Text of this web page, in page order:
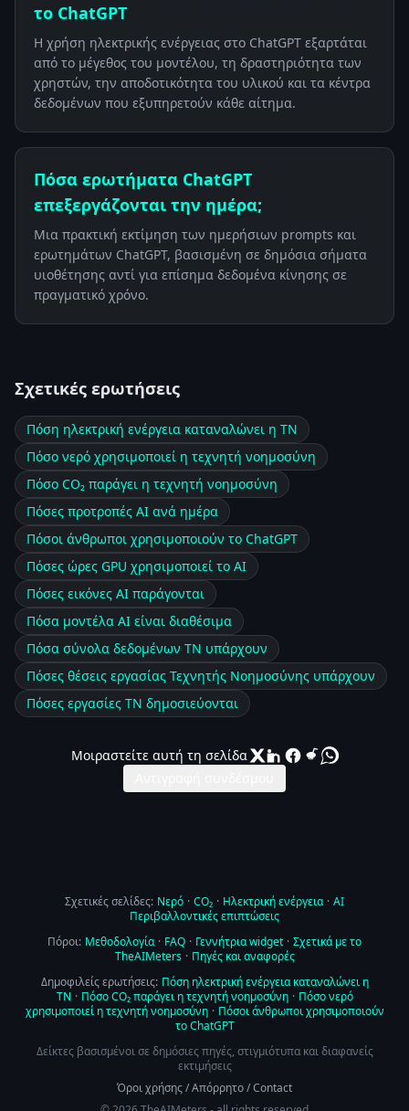
το ChatGPT
Η χρήση ηλεκτρικής ενέργειας στο ChatGPT εξαρτάται
από το μέγεθος του μοντέλου, τη δραστηριότητα των
χρηστών, την αποδοτικότητα του υλικού και τα κέντρα
δεδομένων που εξυπηρετούν κάθε αίτημα.
Πόσα ερωτήματα ChatGPT
επεξεργάζονται την ημέρα;
Μια πρακτική εκτίμηση των ημερήσιων prompts και
ερωτημάτων ChatGPT, βασισμένη σε δημόσια σήματα
υιοθέτησης αντί για επίσημα δεδομένα κίνησης σε
πραγματικό χρόνο.
Σχετικές ερωτήσεις
Πόση ηλεκτρική ενέργεια καταναλώνει η ΤΝ
Πόσο νερό χρησιμοποιεί η τεχνητή νοημοσύνη
Πόσο CO₂ παράγει η τεχνητή νοημοσύνη
Πόσες προτροπές AI ανά ημέρα
Πόσοι άνθρωποι χρησιμοποιούν το ChatGPT
Πόσες ώρες GPU χρησιμοποιεί το AI
Πόσες εικόνες AI παράγονται
Πόσα μοντέλα AI είναι διαθέσιμα
Πόσα σύνολα δεδομένων ΤΝ υπάρχουν
Πόσες θέσεις εργασίας Τεχνητής Νοημοσύνης υπάρχουν
Πόσες εργασίες ΤΝ δημοσιεύονται
Μοιραστείτε αυτή τη σελίδα
Σχετικές σελίδες: Νερό · CO₂ · Ηλεκτρική ενέργεια · AI
Περιβαλλοντικές επιπτώσεις
Πόροι: Μεθοδολογία · FAQ · Γεννήτρια widget · Σχετικά με το
TheAIMeters · Πηγές και αναφορές
Δημοφιλείς ερωτήσεις: Πόση ηλεκτρική ενέργεια καταναλώνει η
ΤΝ · Πόσο CO₂ παράγει η τεχνητή νοημοσύνη · Πόσο νερό
χρησιμοποιεί η τεχνητή νοημοσύνη · Πόσοι άνθρωποι χρησιμοποιούν
το ChatGPT
Δείκτες βασισμένοι σε δημόσιες πηγές, στιγμιότυπα και διαφανείς
εκτιμήσεις
Όροι χρήσης/Απόρρητο/Contact